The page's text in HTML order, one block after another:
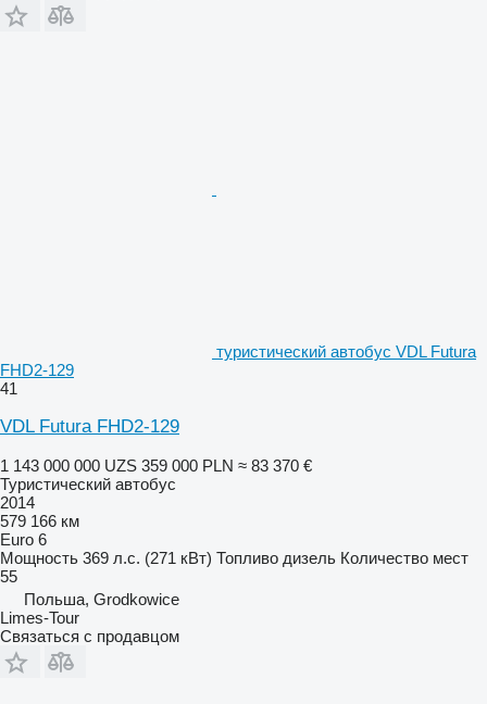
туристический автобус VDL Futura
FHD2-129
41
VDL Futura FHD2-129
1 143 000 000 UZS 359 000 PLN ≈ 83 370 €
Туристический автобус
2014
579 166 км
Euro 6
Мощность 369 л.с. (271 кВт) Топливо дизель Количество мест
55
Польша, Grodkowice
Limes-Tour
Связаться с продавцом